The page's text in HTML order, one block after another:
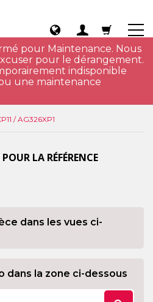
pour Maintenance. Nous
pour le dérangement.
indisponible
une maintenance
/ AG326XP1
LA RÉFÉRENCE
dans les vues ci-
dans la zone ci-dessous